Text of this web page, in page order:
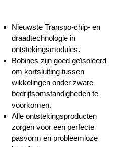
Nieuwste Transpo-chip- en
draadtechnologie in
ontstekingsmodules.
Bobines zijn goed geïsoleerd
om kortsluiting tussen
wikkelingen onder zware
bedrijfsomstandigheden te
voorkomen.
Alle ontstekingsproducten
zorgen voor een perfecte
pasvorm en probleemloze